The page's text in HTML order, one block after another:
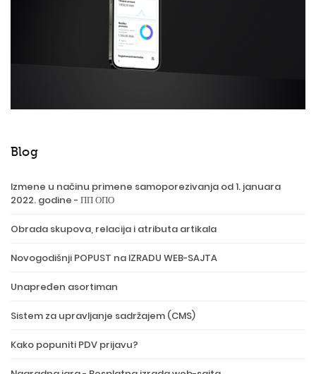
Blog
Izmene u načinu primene samoporezivanja od 1. januara
2022. godine - ПП ОПО
Obrada skupova, relacija i atributa artikala
Novogodišnji POPUST na IZRADU WEB-SAJTA
Unapređen asortiman
Sistem za upravljanje sadržajem (CMS)
Kako popuniti PDV prijavu?